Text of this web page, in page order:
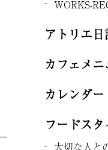
WORKS-
アトリエ日
カフェメ
カレンダー
フードス
大切な人と